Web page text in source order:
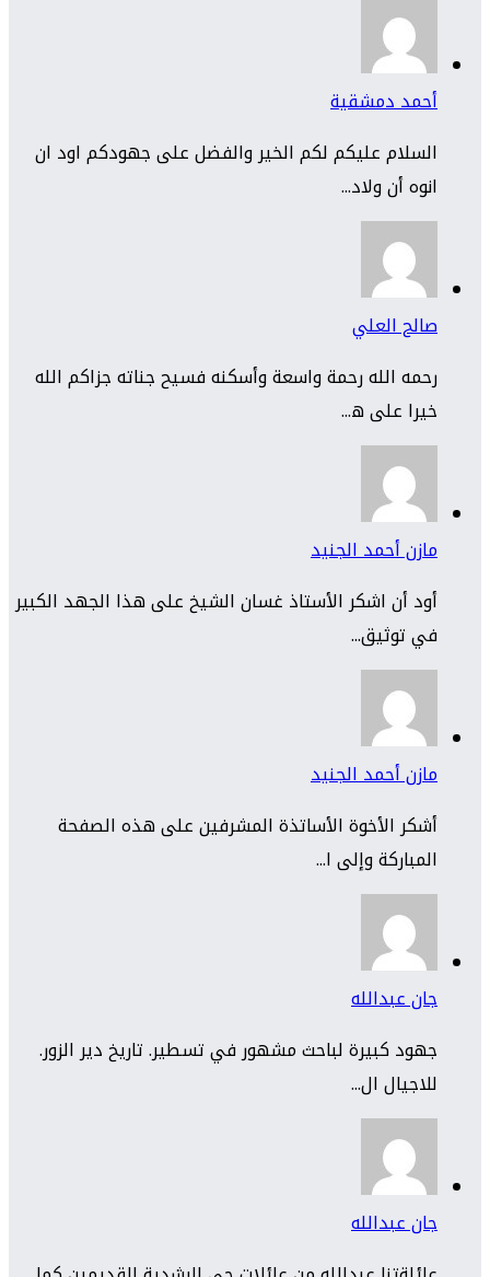
أحمد دمشقية
السلام عليكم لكم الخير والفضل على جهودكم اود ان
انوه أن ولاد...
صالح العلي
رحمه الله رحمة واسعة وأسكنه فسيح جناته جزاكم الله
خيرا على ه...
مازن أحمد الجنيد
أود أن اشكر الأستاذ غسان الشيخ على هذا الجهد الكبير
في توثيق...
مازن أحمد الجنيد
أشكر الأخوة الأساتذة المشرفين على هذه الصفحة
المباركة وإلى ا...
جان عبدالله
جهود كبيرة لباحث مشهور في تسطير. تاريخ دير الزور.
للاجيال ال...
جان عبدالله